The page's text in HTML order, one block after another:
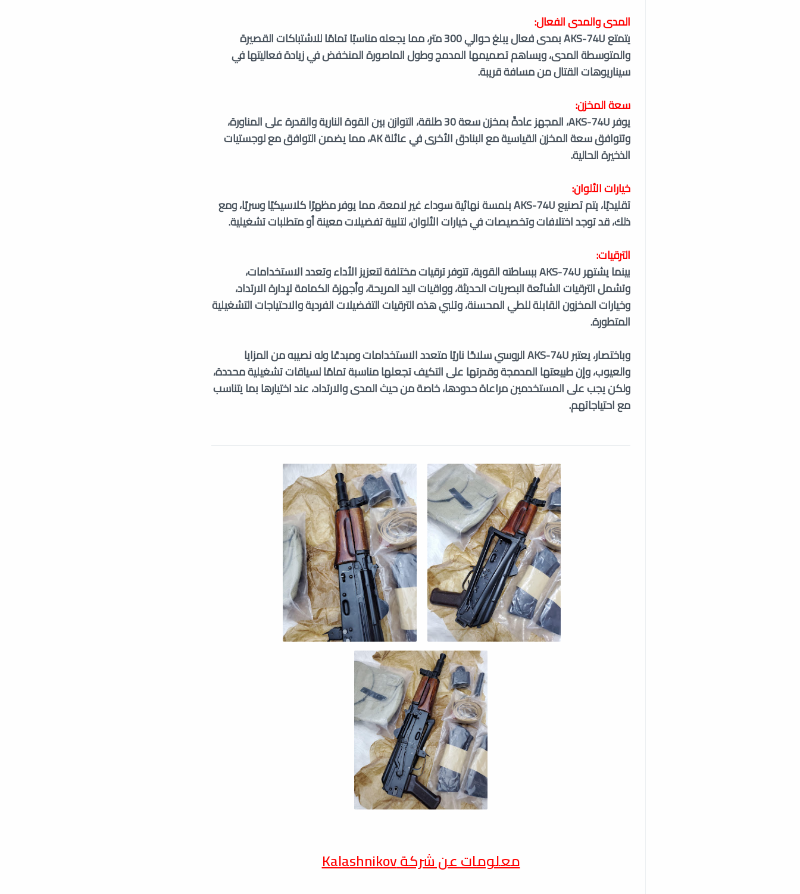
المدى والمدى الفعال:
يتمتع AKS-74U بمدى فعال يبلغ حوالي 300 متر، مما يجعله مناسبًا تمامًا للاشتباكات القصيرة
والمتوسطة المدى، ويساهم تصميمها المدمج وطول الماصورة المنخفض في زيادة فعاليتها في
سيناريوهات القتال من مسافة قريبة.
سعة المخزن:
يوفر AKS-74U، المجهز عادةً بمخزن سعة 30 طلقة، التوازن بين القوة النارية والقدرة على المناورة،
وتتوافق سعة المخزن القياسية مع البنادق الأخرى في عائلة AK، مما يضمن التوافق مع لوجستيات
الذخيرة الحالية.
خيارات الألوان:
تقليديًا، يتم تصنيع AKS-74U بلمسة نهائية سوداء غير لامعة، مما يوفر مظهرًا كلاسيكيًا وسريًا، ومع
ذلك، قد توجد اختلافات وتخصيصات في خيارات الألوان، لتلبية تفضيلات معينة أو متطلبات تشغيلية.
الترقيات:
بينما يشتهر AKS-74U ببساطته القوية، تتوفر ترقيات مختلفة لتعزيز الأداء وتعدد الاستخدامات،
وتشمل الترقيات الشائعة البصريات الحديثة، وواقيات اليد المريحة، وأجهزة الكمامة لإدارة الارتداد،
وخيارات المخزون القابلة للطي المحسنة، وتلبي هذه الترقيات التفضيلات الفردية والاحتياجات التشغيلية
المتطورة.
وباختصار، يعتبر AKS-74U الروسي سلاحًا ناريًا متعدد الاستخدامات ومبدعًا وله نصيبه من المزايا
والعيوب، وإن طبيعتها المدمجة وقدرتها على التكيف تجعلها مناسبة تمامًا لسياقات تشغيلية محددة،
ولكن يجب على المستخدمين مراعاة حدودها، خاصة من حيث المدى والارتداد، عند اختيارها بما يتناسب
مع احتياجاتهم.
معلومات عن شركةKalashnikov